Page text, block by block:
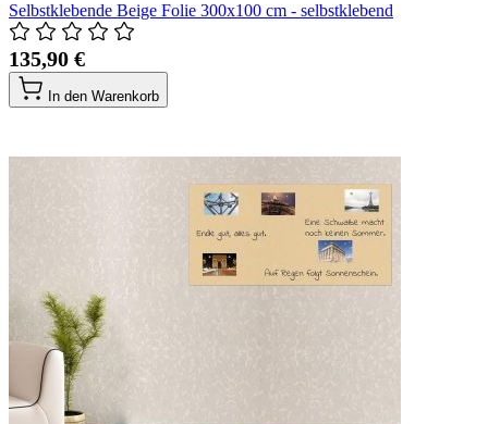
Selbstklebende Beige Folie 300x100 cm - selbstklebend
135,90 €
In den Warenkorb